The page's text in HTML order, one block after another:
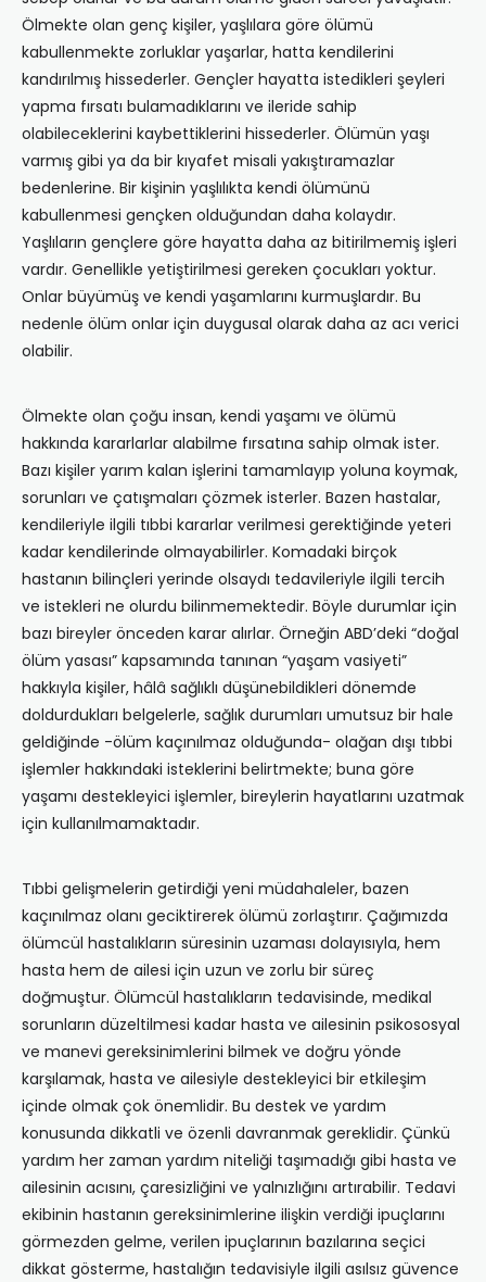
Ölmekte olan genç kişiler, yaşlılara göre ölümü
kabullenmekte zorluklar yaşarlar, hatta kendilerini
kandırılmış hissederler. Gençler hayatta istedikleri şeyleri
yapma fırsatı bulamadıklarını ve ileride sahip
olabileceklerini kaybettiklerini hissederler. Ölümün yaşı
varmış gibi ya da bir kıyafet misali yakıştıramazlar
bedenlerine. Bir kişinin yaşlılıkta kendi ölümünü
kabullenmesi gençken olduğundan daha kolaydır.
Yaşlıların gençlere göre hayatta daha az bitirilmemiş işleri
vardır. Genellikle yetiştirilmesi gereken çocuk­ları yoktur.
Onlar büyümüş ve kendi yaşamlarını kurmuşlardır. Bu
nedenle ölüm onlar için duygusal olarak daha az acı verici
olabilir.
Ölmekte olan çoğu insan, kendi yaşamı ve ölümü
hakkında kararlarlar alabilme fırsatına sahip olmak ister.
Bazı kişiler yarım kalan işlerini tamamlayıp yoluna koymak,
sorunları ve çatışmaları çözmek isterler. Bazen hastalar,
kendileriyle ilgili tıbbi kararlar verilmesi gerektiğinde yeteri
kadar kendilerinde olmayabilirler. Komadaki birçok
hastanın bilinçleri yerinde olsaydı tedavileriyle ilgili tercih
ve istekleri ne olurdu bilinme­mektedir. Böyle durumlar için
bazı bireyler önceden karar alırlar. Örneğin ABD’deki “doğal
ölüm yasası” kapsamında tanınan “yaşam vasiyeti”
hakkıyla kişiler, hâlâ sağlıklı düşünebildikleri dönemde
doldurdukları belgelerle, sağlık durumları umutsuz bir hale
geldiğinde -ölüm kaçınılmaz olduğunda- olağan dışı tıbbi
işlemler hakkındaki isteklerini belirtmekte; buna göre
yaşamı destekleyici işlemler, bireylerin hayatlarını uzatmak
için kullanılmamaktadır.
Tıbbi gelişmelerin getirdiği yeni müdahaleler, bazen
kaçınılmaz olanı geciktirerek ölümü zorlaştırır. Çağımızda
ölümcül hastalıkların süresinin uzaması dolayısıyla, hem
hasta hem de ailesi için uzun ve zorlu bir süreç
doğmuştur. Ölümcül hastalıkların tedavisinde, medikal
sorunların düzeltilmesi kadar hasta ve ailesinin psikososyal
ve manevi gereksinimlerini bilmek ve doğru yönde
karşılamak, hasta ve ailesiyle destekleyici bir etkileşim
içinde olmak çok önemlidir. Bu destek ve yardım
konusunda dikkatli ve özenli davranmak gereklidir. Çünkü
yardım her zaman yardım niteliği taşımadığı gibi hasta ve
ailesinin acısını, çaresizliğini ve yalnızlığını artırabilir. Tedavi
ekibinin hastanın gereksinimlerine ilişkin verdiği ipuçlarını
görmezden gelme, verilen ipuçlarının bazılarına seçici
dikkat gösterme, hastalığın tedavisiyle ilgili asılsız güvence